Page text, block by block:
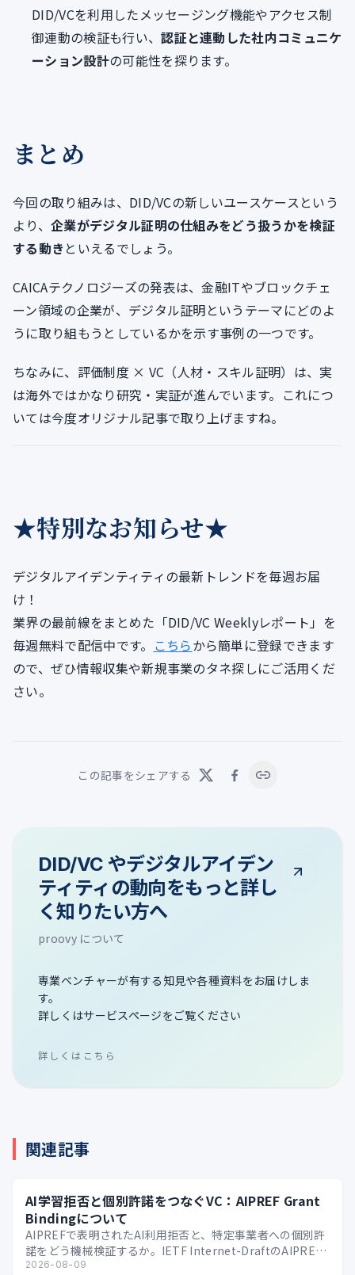
DID/VCを利用したメッセージング機能やアクセス制
御連動の検証も行い、認証と連動した社内コミュニケ
ーション設計の可能性を探ります。
まとめ
今回の取り組みは、DID/VCの新しいユースケースという
より、 企業がデジタル証明の仕組みをどう扱うかを検証
する動き といえるでしょう。
CAICAテクノロジーズの発表は、金融ITやブロックチェ
ーン領域の企業が、デジタル証明というテーマにどのよ
うに取り組もうとしているかを示す事例の一つです。
ちなみに、評価制度 × VC（人材・スキル証明）は、実
は海外ではかなり研究・実証が進んでいます。これにつ
いては今度オリジナル記事で取り上げますね。
★特別なお知らせ★
デジタルアイデンティティの最新トレンドを毎週お届
け！
業界の最前線をまとめた「DID/VC Weeklyレポート」を
毎週無料で配信中です。 こちらから簡単に登録できます
ので、ぜひ情報収集や新規事業のタネ探しにご活用くだ
さい。
この記事をシェアする
DID/VC やデジタルアイデン
ティティの動向をもっと詳し
く知りたい方へ
proovy について
専業ベンチャーが有する知見や各種資料をお届けしま
す。
詳しくはサービスページをご覧ください
詳しくはこちら
関連記事
AI学習拒否と個別許諾をつなぐVC：AIPREF Grant
Bindingについて
AIPREFで表明されたAI利用拒否と、特定事業者への個別許
諾をどう機械検証するか。IETF Internet-DraftのAIPREF
Grant Bindi…
2026-08-09